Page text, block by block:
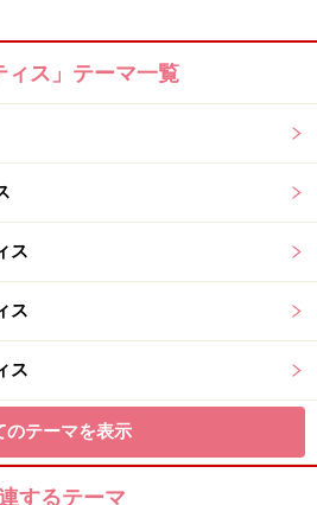
ィス」テーマ一覧
ス
ス
ス
のテーマを表示
するテーマ